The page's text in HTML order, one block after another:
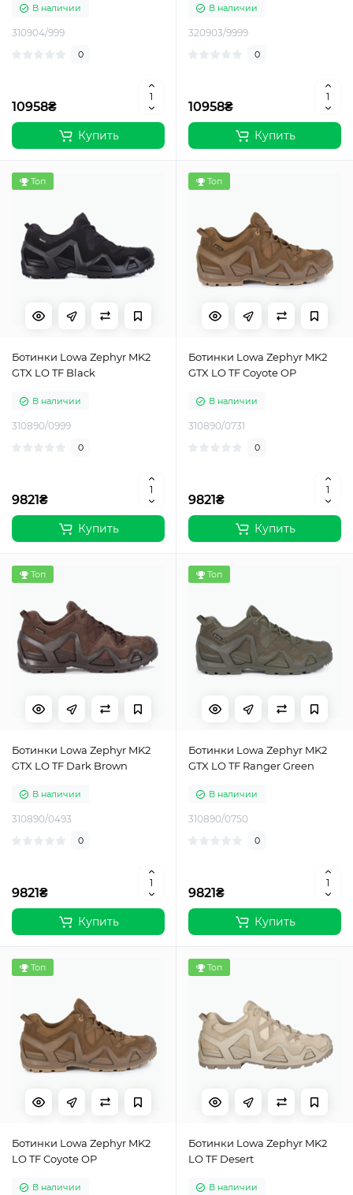
В наличии
310904/999
0
10958₴
Купить
В наличии
320903/9999
0
10958₴
Купить
Топ
Ботинки Lowa Zephyr MK2
GTX LO TF Black
В наличии
310890/0999
0
9821₴
Купить
Топ
Ботинки Lowa Zephyr MK2
GTX LO TF Coyote OP
В наличии
310890/0731
0
9821₴
Купить
Топ
Ботинки Lowa Zephyr MK2
GTX LO TF Dark Brown
В наличии
310890/0493
0
9821₴
Купить
Топ
Ботинки Lowa Zephyr MK2
GTX LO TF Ranger Green
В наличии
310890/0750
0
9821₴
Купить
Топ
Ботинки Lowa Zephyr MK2
LO TF Coyote OP
В наличии
Топ
Ботинки Lowa Zephyr MK2
LO TF Desert
В наличии